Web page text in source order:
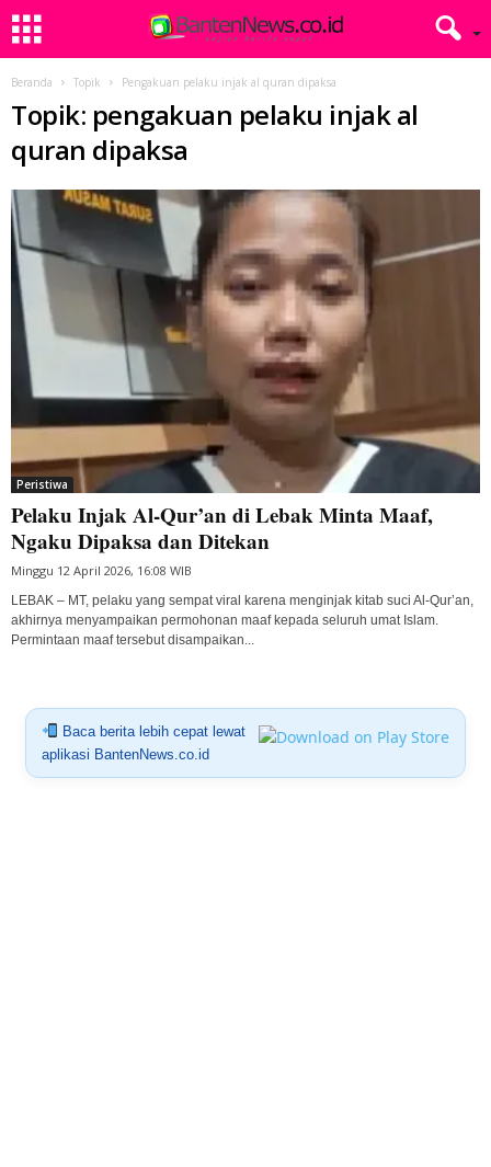
Beranda Topik Pengakuan pelaku injak al quran dipaksa
Topik: pengakuan pelaku injak al
quran dipaksa
Peristiwa
Pelaku Injak Al-Qur’an di Lebak Minta Maaf,
Ngaku Dipaksa dan Ditekan
Minggu 12 April 2026, 16:08 WIB
LEBAK – MT, pelaku yang sempat viral karena menginjak kitab suci Al-Qur’an,
akhirnya menyampaikan permohonan maaf kepada seluruh umat Islam.
Permintaan maaf tersebut disampaikan...
Baca berita lebih cepat lewat
aplikasi BantenNews.co.id